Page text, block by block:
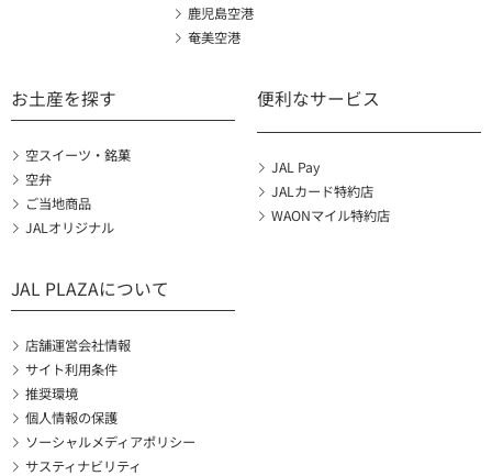
鹿児島空港
奄美空港
お土産を探す
空スイーツ・銘菓
空弁
ご当地商品
JALオリジナル
便利なサービス
JAL Pay
JALカード特約店
WAONマイル特約店
JAL PLAZAについて
店舗運営会社情報
サイト利用条件
推奨環境
個人情報の保護
ソーシャルメディアポリシー
サスティナビリティ